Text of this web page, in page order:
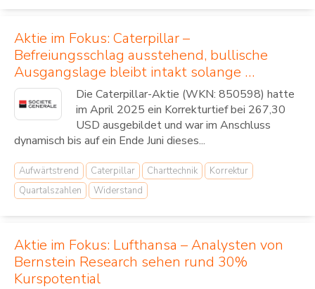
Aktie im Fokus: Caterpillar –
Befreiungsschlag ausstehend, bullische
Ausgangslage bleibt intakt solange …
Die Caterpillar-Aktie (WKN: 850598) hatte
im April 2025 ein Korrekturtief bei 267,30
USD ausgebildet und war im Anschluss
dynamisch bis auf ein Ende Juni dieses...
Aufwärtstrend Caterpillar Charttechnik
Korrektur
Quartalszahlen
Widerstand
Aktie im Fokus: Lufthansa – Analysten von
Bernstein Research sehen rund 30%
Kurspotential